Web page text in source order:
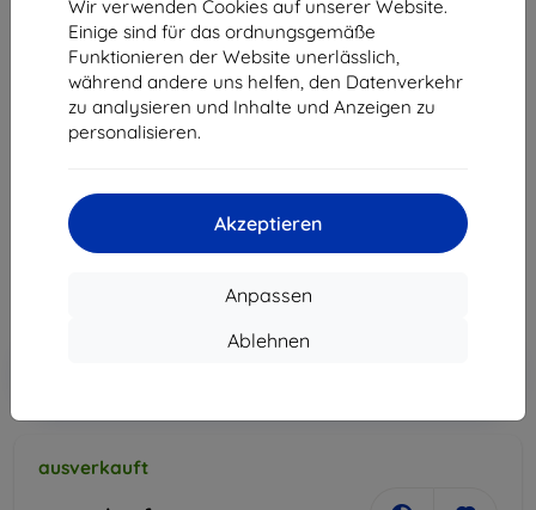
Wir verwenden Cookies auf unserer Website.
Einige sind für das ordnungsgemäße
Funktionieren der Website unerlässlich,
während andere uns helfen, den Datenverkehr
zu analysieren und Inhalte und Anzeigen zu
personalisieren.
Akzeptieren
Anpassen
Ablehnen
Mobiltelefon LENOVO VIBE K5 Plus Dual SIM, gold
Kaufen Sie dieses Gerät und erhalten Sie
25%
Rabatt
auf sämtliches Zubehör dafür!
179,90 €
161,91 €
ausverkauft